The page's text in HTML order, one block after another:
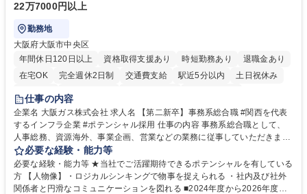
22万7000円以上
勤務地
大阪府大阪市中央区
年間休日120日以上
資格取得支援あり 時短勤務あり
退職金あり
在宅OK
完全週休2日制 交通費支給 駅近5分以内
土日祝休み
服装自由
第二新卒歓迎
仕事の内容
企業名 大阪ガス株式会社 求人名 【第二新卒】事務系総合職 #関西を代表
するインフラ企業 #ポテンシャル採用 仕事の内容 事務系総合職として、
人事総務、資源海外、事業企画、営業などの業務に従事していただきま
す。 【業務内容の一例】■所属事業部の勤労業務 ■海外に関係する各種業
務 ■営業部門の企画スタッフ、ルート営業 【キャリアパス】入社後の配属
ポジションで一定期間ご活躍頂いた後、本人の適性及び将来のキャリアを
鑑みてジョブローテーションを行います。 【育成】OJTでの現場育成や研
必要な経験・能力等
必要な経験・能力等 ★当社でご活躍期待できるポテンシャルを有している
方 【人物像】・ロジカルシンキングで物事を捉えられる ・社内及び社外
関係者と円滑なコミュニケーションを図れる ■2024年度から2026年度ま